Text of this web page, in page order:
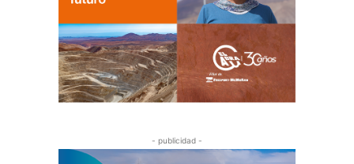
- publicidad -